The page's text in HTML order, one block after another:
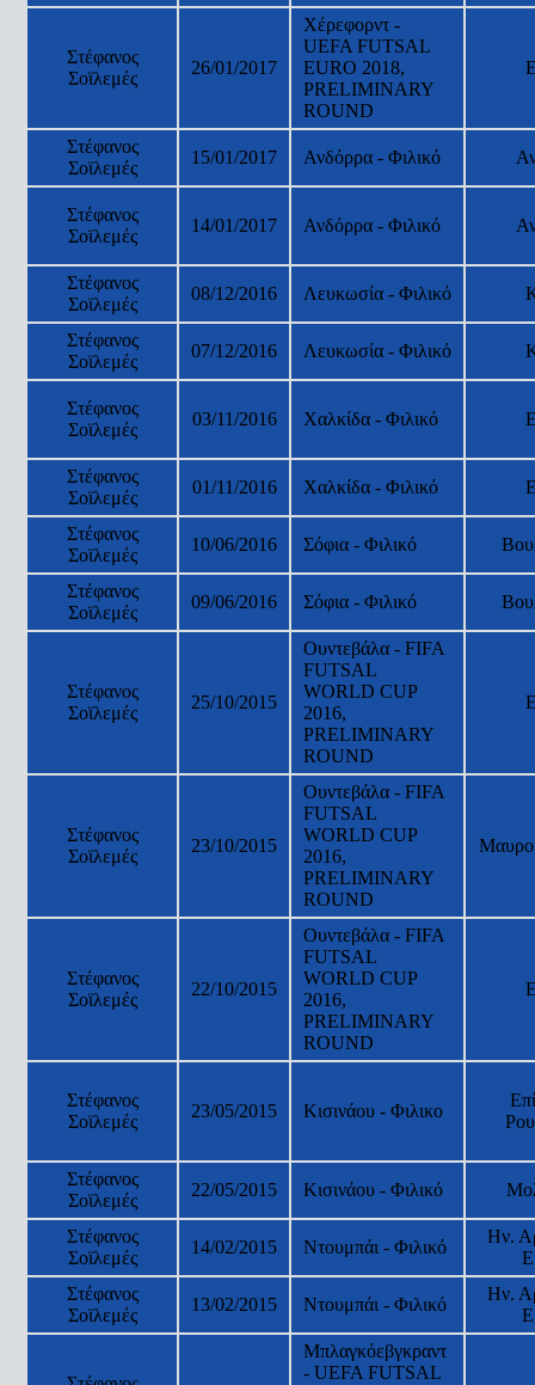
Στέφανος
Σοϊλεμές
26/01/2017
Χέρεφορντ -
UEFA FUTSAL
EURO 2018,
PRELIMINARY
ROUND
Στέφανος
Σοϊλεμές
15/01/2017 Ανδόρρα - Φιλικό
Στέφανος
Σοϊλεμές
14/01/2017 Ανδόρρα - Φιλικό
Στέφανος
Σοϊλεμές
08/12/2016 Λευκωσία - Φιλικό
Στέφανος
Σοϊλεμές
07/12/2016 Λευκωσία - Φιλικό
Στέφανος
Σοϊλεμές
03/11/2016 Χαλκίδα - Φιλικό
Στέφανος
Σοϊλεμές
01/11/2016 Χαλκίδα - Φιλικό
Στέφανος
Σοϊλεμές
10/06/2016 Σόφια - Φιλικό
Στέφανος
Σοϊλεμές
09/06/2016 Σόφια - Φιλικό
Στέφανος
Σοϊλεμές
25/10/2015
Ουντεβάλα - FIFA
FUTSAL
WORLD CUP
2016,
PRELIMINARY
ROUND
Στέφανος
Σοϊλεμές
23/10/2015
Ουντεβάλα - FIFA
FUTSAL
WORLD CUP
2016,
PRELIMINARY
ROUND
Στέφανος
Σοϊλεμές
22/10/2015
Ουντεβάλα - FIFA
FUTSAL
WORLD CUP
2016,
PRELIMINARY
ROUND
Στέφανος
Σοϊλεμές
23/05/2015 Κισινάου - Φιλικο
Στέφανος
Σοϊλεμές
22/05/2015 Κισινάου - Φιλικό
Στέφανος
Σοϊλεμές
14/02/2015 Ντουμπάι - Φιλικό
Ην.
Στέφανος
Σοϊλεμές
13/02/2015 Ντουμπάι - Φιλικό
Ην.
Μπλαγκόεβγκραντ
- UEFA FUTSAL